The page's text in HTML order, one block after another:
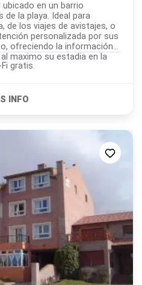
en un barrio
de la playa. Ideal para
de los viajes de avistajes, o
ofreciendo la información
maximo su estadia en la
cuenta con Wi-Fi gratis.